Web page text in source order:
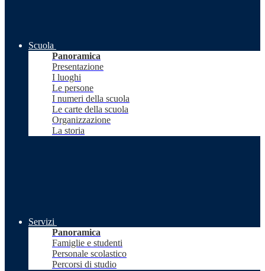
Scuola
Panoramica
Presentazione
I luoghi
Le persone
I numeri della scuola
Le carte della scuola
Organizzazione
La storia
Servizi
Panoramica
Famiglie e studenti
Personale scolastico
Percorsi di studio